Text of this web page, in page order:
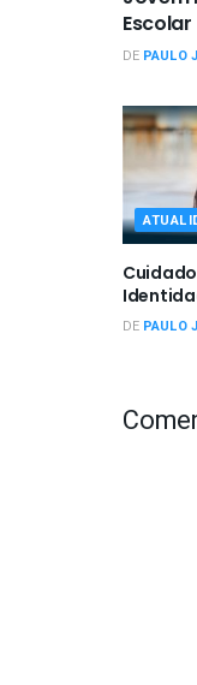
Escolar
DE PAULO
DE PAULO